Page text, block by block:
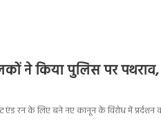
ने किया पुलिस पर
रन के लिए बने नए कानून के विरोध में प्रर्दशन